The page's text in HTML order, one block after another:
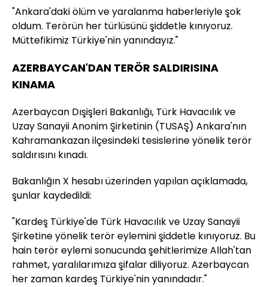
"Ankara'daki ölüm ve yaralanma haberleriyle şok
oldum. Terörün her türlüsünü şiddetle kınıyoruz.
Müttefikimiz Türkiye'nin yanındayız."
AZERBAYCAN'DAN TERÖR SALDIRISINA
KINAMA
Azerbaycan Dışişleri Bakanlığı, Türk Havacılık ve
Uzay Sanayii Anonim Şirketinin (TUSAŞ) Ankara'nın
Kahramankazan ilçesindeki tesislerine yönelik terör
saldırısını kınadı.
Bakanlığın X hesabı üzerinden yapılan açıklamada,
şunlar kaydedildi:
"Kardeş Türkiye'de Türk Havacılık ve Uzay Sanayii
Şirketine yönelik terör eylemini şiddetle kınıyoruz. Bu
hain terör eylemi sonucunda şehitlerimize Allah'tan
rahmet, yaralılarımıza şifalar diliyoruz. Azerbaycan
her zaman kardeş Türkiye'nin yanındadır."